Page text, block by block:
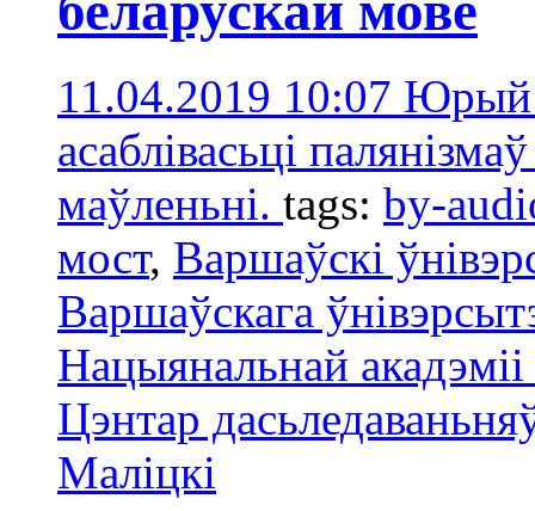
11.04.2019 10:07 Юрый
асаблівасьці
маўленьні. tags: by-
мост, Варшаўскі
Варшаўскага
Нацыянальнай акадэміі
Цэнтар
Маліцкі